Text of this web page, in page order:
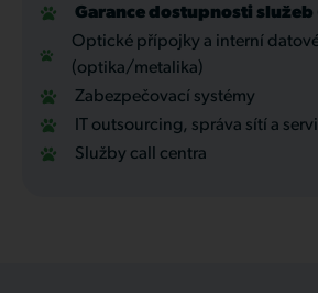
Garance dostupnosti služeb
Optické přípojky a interní
(optika/metalika)
Zabezpečovací systémy
IT outsourcing, správa sítí a
Služby call centra